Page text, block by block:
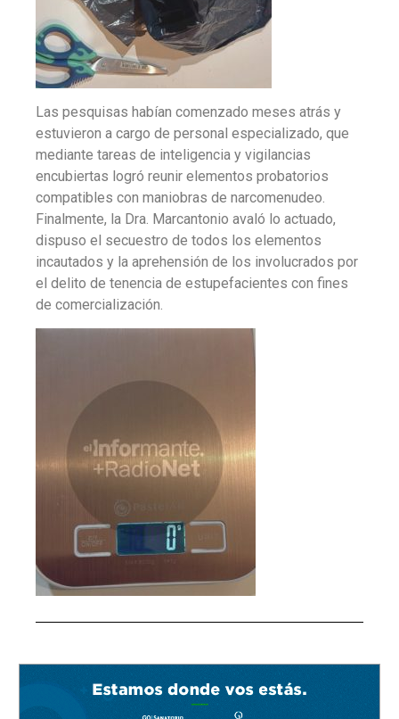
Las pesquisas habían comenzado meses atrás y
estuvieron a cargo de personal especializado, que
mediante tareas de inteligencia y vigilancias
encubiertas logró reunir elementos probatorios
compatibles con maniobras de narcomenudeo.
Finalmente, la Dra. Marcantonio avaló lo actuado,
dispuso el secuestro de todos los elementos
incautados y la aprehensión de los involucrados por
el delito de tenencia de estupefacientes con fines
de comercialización.